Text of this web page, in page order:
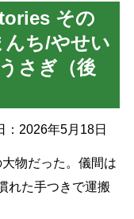
English
その
ち/やせい
さぎ（後
2026年5月18日
物だった。儀間は
れた手つき で運搬